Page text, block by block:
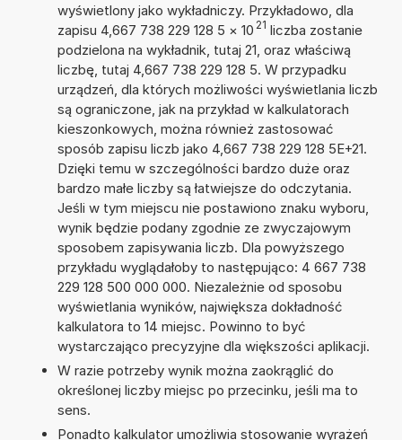
wyświetlony jako wykładniczy. Przykładowo, dla
zapisu 4,667 738 229 128 5 × 10 21 liczba zostanie
podzielona na wykładnik, tutaj 21, oraz właściwą
liczbę, tutaj 4,667 738 229 128 5. W przypadku
urządzeń, dla których możliwości wyświetlania liczb
są ograniczone, jak na przykład w kalkulatorach
kieszonkowych, można również zastosować
sposób zapisu liczb jako 4,667 738 229 128 5E+21.
Dzięki temu w szczególności bardzo duże oraz
bardzo małe liczby są łatwiejsze do odczytania.
Jeśli w tym miejscu nie postawiono znaku wyboru,
wynik będzie podany zgodnie ze zwyczajowym
sposobem zapisywania liczb. Dla powyższego
przykładu wyglądałoby to następująco: 4 667 738
229 128 500 000 000. Niezależnie od sposobu
wyświetlania wyników, największa dokładność
kalkulatora to 14 miejsc. Powinno to być
wystarczająco precyzyjne dla większości aplikacji.
W razie potrzeby wynik można zaokrąglić do
określonej liczby miejsc po przecinku, jeśli ma to
sens.
Ponadto kalkulator umożliwia stosowanie wyrażeń